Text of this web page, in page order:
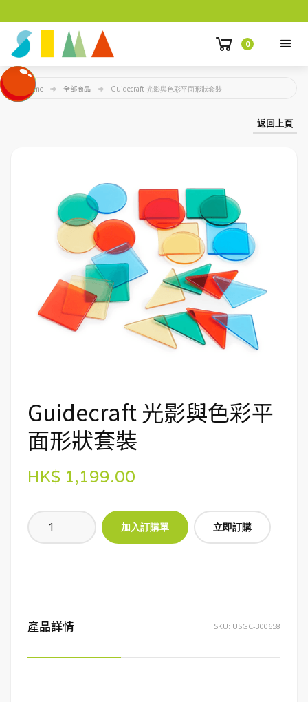
0
Home 全部商品 Guidecraft 光影與色彩平面形狀套裝
返回上頁
Guidecraft 光影與色彩平
面形狀套裝
HK$ 1,199.00
立即訂購
產品詳情 SKU: USGC-300658